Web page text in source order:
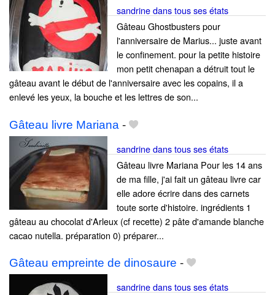
sandrine dans tous ses états
Gâteau Ghostbusters pour
l'anniversaire de Marius... juste avant
le confinement. pour la petite histoire
mon petit chenapan a détruit tout le
gâteau avant le début de l'anniversaire avec les copains, il a
enlevé les yeux, la bouche et les lettres de son...
Gâteau livre Mariana -
sandrine dans tous ses états
Gâteau livre Mariana Pour les 14 ans
de ma fille, j'ai fait un gâteau livre car
elle adore écrire dans des carnets
toute sorte d'histoire. ingrédients 1
gâteau au chocolat d'Arleux (cf recette) 2 pâte d'amande blanche
cacao nutella. préparation 0) préparer...
Gâteau empreinte de dinosaure -
sandrine dans tous ses états